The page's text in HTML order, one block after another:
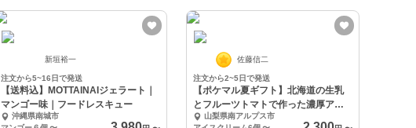
新垣裕一
注文から5~16日で発送
【送料込】MOTTAINAIジェラート｜
マンゴー味｜フードレスキュー
沖縄県南城市
佐藤信二
注文から2~5日で発送
【ポケマル夏ギフト】北海道の生乳
とフルーツトマトで作った濃厚アイ
スクリーム
山梨県南アルプス市